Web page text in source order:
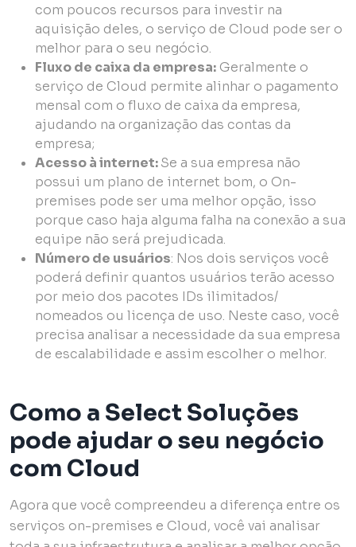
com poucos recursos para investir na
aquisição deles, o serviço de Cloud pode ser o
melhor para o seu negócio.
Fluxo de caixa da empresa: Geralmente o
serviço de Cloud permite alinhar o pagamento
mensal com o fluxo de caixa da empresa,
ajudando na organização das contas da
empresa;
Acesso à internet:Se a sua empresa não
possui um plano de internet bom, o On-
premises pode ser uma melhor opção, isso
porque caso haja alguma falha na conexão a sua
equipe não será prejudicada.
Número de usuários: Nos dois serviços você
poderá definir quantos usuários terão acesso
por meio dos pacotes IDs ilimitados/
nomeados ou licença de uso. Neste caso, você
precisa analisar a necessidade da sua empresa
de escalabilidade e assim escolher o melhor.
Como a Select Soluções
pode ajudar o seu negócio
com Cloud
Agora que você compreendeu a diferença entre os
serviços on-premises e Cloud, você vai analisar